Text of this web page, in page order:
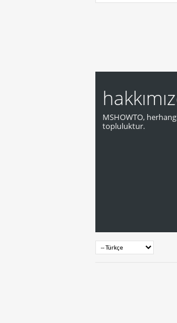
MSHOWTO,
topluluktur.